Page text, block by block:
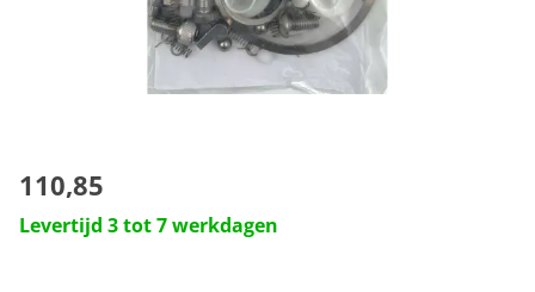
110,85
Levertijd 3 tot 7 werkdagen